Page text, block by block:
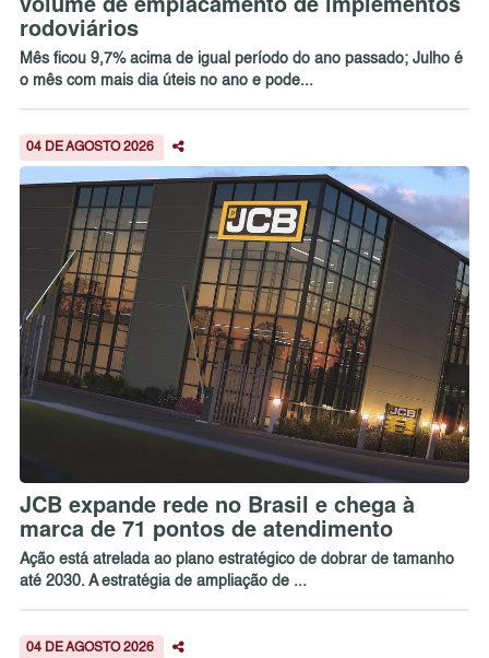
rodoviários
Mês ficou 9,7% acima de igual período do ano passado; Julho é
o mês com mais dia úteis no ano e pode...
04 DE AGOSTO 2026
JCB expande rede no Brasil e chega à
marca de 71 pontos de atendimento
Ação está atrelada ao plano estratégico de dobrar de tamanho
até 2030. A estratégia de ampliação de ...
04 DE AGOSTO 2026